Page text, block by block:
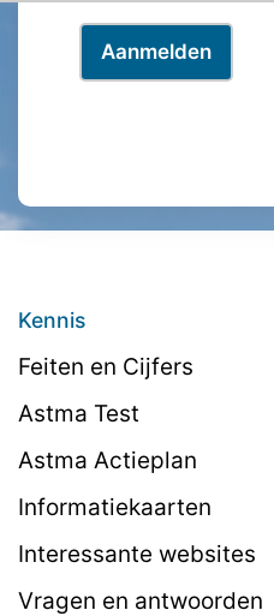
Kennis
Feiten en Cijfers
Astma Test
Astma Actieplan
Informatiekaarten
Interessante websites
Vragen en antwoorden